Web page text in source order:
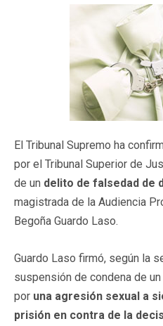
El Tribunal Supremo ha
por el Tribunal Superior de
de un delito de falsedad de
magistrada de la Audiencia
Begoña Guardo Laso.
Guardo Laso firmó, según la
suspensión de condena de
por una agresión sexual a
prisión en contra de la